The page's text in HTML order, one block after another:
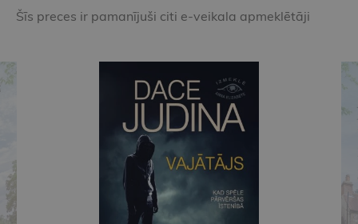
Šīs preces ir pamanījuši citi e-veikala apmeklētāji